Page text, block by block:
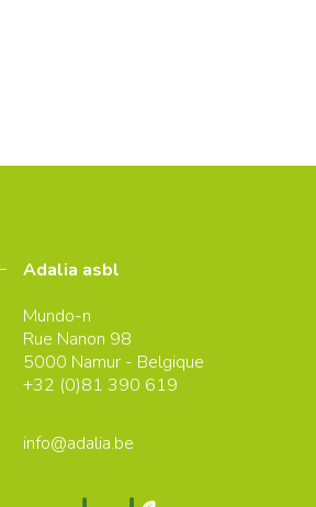
Adalia asbl
Mundo-n
Rue Nanon 98
5000 Namur - Belgique
+32 (0)81 390 619
info@adalia.be